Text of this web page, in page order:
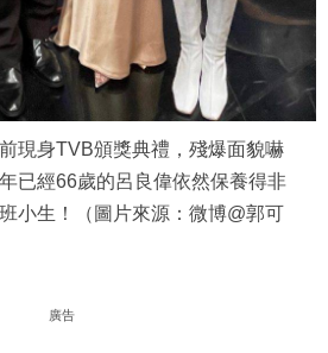
現身TVB頒獎典禮，殘爆面貌嚇
已經66歲的呂良偉依然保養得非
小生！（圖片來源：微博@郭可
廣告